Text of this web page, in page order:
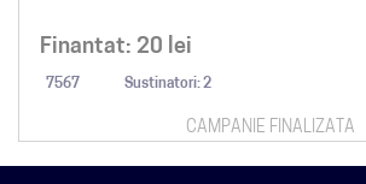
CAMPANIE FINALIZATA
Finantat: 20 lei
7567 Sustinatori: 2